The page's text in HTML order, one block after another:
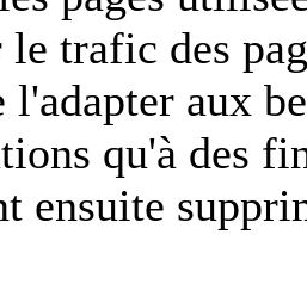
le trafic des
l'adapter aux
qu'à des
ensuite